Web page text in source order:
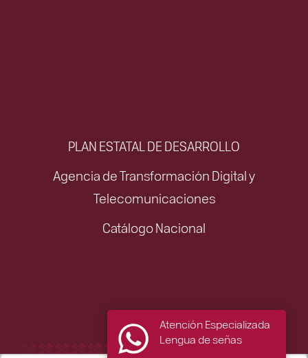
PLAN ESTATAL DE DESARROLLO
Agencia de Transformación Digital y
Telecomunicaciones
Catálogo Nacional
Atención Especializada
Lengua de señas